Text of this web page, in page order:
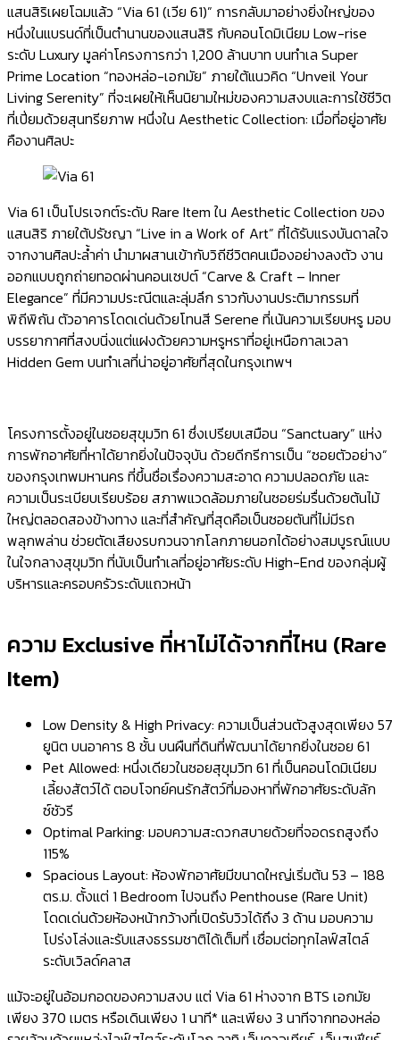
แสนสิริเผยโฉมแล้ว “Via 61 (เวีย 61)” การกลับมาอย่างยิ่งใหญ่ของ
หนึ่งในแบรนด์ที่เป็นตำนานของแสนสิริ กับคอนโดมิเนียม Low-rise
ระดับ Luxury มูลค่าโครงการกว่า 1,200 ล้านบาท บนทำเล Super
Prime Location “ทองหล่อ-เอกมัย” ภายใต้แนวคิด “Unveil Your
Living Serenity” ที่จะเผยให้เห็นนิยามใหม่ของความสงบและการใช้ชีวิต
ที่เปี่ยมด้วยสุนทรียภาพ หนึ่งใน Aesthetic Collection: เมื่อที่อยู่อาศัย
คืองานศิลปะ
Via 61 เป็นโปรเจกต์ระดับ Rare Item ใน Aesthetic Collection ของ
แสนสิริ ภายใต้ปรัชญา “Live in a Work of Art” ที่ได้รับแรงบันดาลใจ
จากงานศิลปะล้ำค่า นำมาผสานเข้ากับวิถีชีวิตคนเมืองอย่างลงตัว งาน
ออกแบบถูกถ่ายทอดผ่านคอนเซปต์ “Carve & Craft – Inner
Elegance” ที่มีความประณีตและลุ่มลึก ราวกับงานประติมากรรมที่
พิถีพิถัน ตัวอาคารโดดเด่นด้วยโทนสี Serene ที่เน้นความเรียบหรู มอบ
บรรยากาศที่สงบนิ่งแต่แฝงด้วยความหรูหราที่อยู่เหนือกาลเวลา
Hidden Gem บนทำเลที่น่าอยู่อาศัยที่สุดในกรุงเทพฯ
โครงการตั้งอยู่ในซอยสุขุมวิท 61 ซึ่งเปรียบเสมือน “Sanctuary” แห่ง
การพักอาศัยที่หาได้ยากยิ่งในปัจจุบัน ด้วยดีกรีการเป็น “ซอยตัวอย่าง”
ของกรุงเทพมหานคร ที่ขึ้นชื่อเรื่องความสะอาด ความปลอดภัย และ
ความเป็นระเบียบเรียบร้อย สภาพแวดล้อมภายในซอยร่มรื่นด้วยต้นไม้
ใหญ่ตลอดสองข้างทาง และที่สำคัญที่สุดคือเป็นซอยตันที่ไม่มีรถ
พลุกพล่าน ช่วยตัดเสียงรบกวนจากโลกภายนอกได้อย่างสมบูรณ์แบบ
ในใจกลางสุขุมวิท ที่นับเป็นทำเลที่อยู่อาศัยระดับ High-End ของกลุ่มผู้
บริหารและครอบครัวระดับแถวหน้า
ความ Exclusive ที่หาไม่ได้จากที่ไหน (Rare
Item)
Low Density & High Privacy: ความเป็นส่วนตัวสูงสุดเพียง 57
ยูนิต บนอาคาร 8 ชั้น บนผืนที่ดินที่พัฒนาได้ยากยิ่งในซอย 61
Pet Allowed: หนึ่งเดียวในซอยสุขุมวิท 61 ที่เป็นคอนโดมิเนียม
เลี้ยงสัตว์ได้ ตอบโจทย์คนรักสัตว์ที่มองหาที่พักอาศัยระดับลัก
ซ์ชัวรี
Optimal Parking: มอบความสะดวกสบายด้วยที่จอดรถสูงถึง
115%
Spacious Layout: ห้องพักอาศัยมีขนาดใหญ่เริ่มต้น 53 – 188
ตร.ม. ตั้งแต่ 1 Bedroom ไปจนถึง Penthouse (Rare Unit)
โดดเด่นด้วยห้องหน้ากว้างที่เปิดรับวิวได้ถึง 3 ด้าน มอบความ
โปร่งโล่งและรับแสงธรรมชาติได้เต็มที่ เชื่อมต่อทุกไลฟ์สไตล์
ระดับเวิลด์คลาส
แม้จะอยู่ในอ้อมกอดของความสงบ แต่ Via 61 ห่างจาก BTS เอกมัย
เพียง 370 เมตร หรือเดินเพียง 1 นาที* และเพียง 3 นาทีจากทองหล่อ